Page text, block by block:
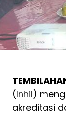
(Inhil)
akreditasi